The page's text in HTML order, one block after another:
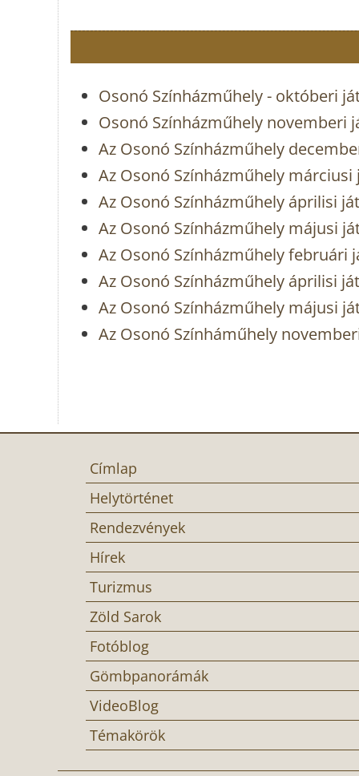
Osonó Színházműhely - októberi
Osonó Színházműhely novemberi
Az Osonó Színházműhely
Az Osonó Színházműhely
Az Osonó Színházműhely áprilisi
Az Osonó Színházműhely májusi
Az Osonó Színházműhely februári
Az Osonó Színházműhely áprilisi
Az Osonó Színházműhely májusi
Az Osonó Színháműhely
Címlap
Helytörténet
Rendezvények
Hírek
Turizmus
Zöld Sarok
Fotóblog
Gömbpanorámák
VideoBlog
Témakörök